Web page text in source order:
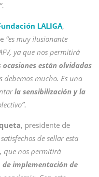
.
LALIGA,
“es muy ilusionante
ya que nos permitirá
están olvidadas
debemos mucho. Es una
la sensibilización y la
.
, presidente de
de sellar esta
que nos permitirá
implementación de